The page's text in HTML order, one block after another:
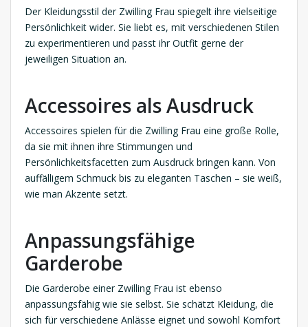
Der Kleidungsstil der Zwilling Frau spiegelt ihre vielseitige
Persönlichkeit wider. Sie liebt es, mit verschiedenen Stilen
zu experimentieren und passt ihr Outfit gerne der
jeweiligen Situation an.
Accessoires als Ausdruck
Accessoires spielen für die Zwilling Frau eine große Rolle,
da sie mit ihnen ihre Stimmungen und
Persönlichkeitsfacetten zum Ausdruck bringen kann. Von
auffälligem Schmuck bis zu eleganten Taschen – sie weiß,
wie man Akzente setzt.
Anpassungsfähige
Garderobe
Die Garderobe einer Zwilling Frau ist ebenso
anpassungsfähig wie sie selbst. Sie schätzt Kleidung, die
sich für verschiedene Anlässe eignet und sowohl Komfort